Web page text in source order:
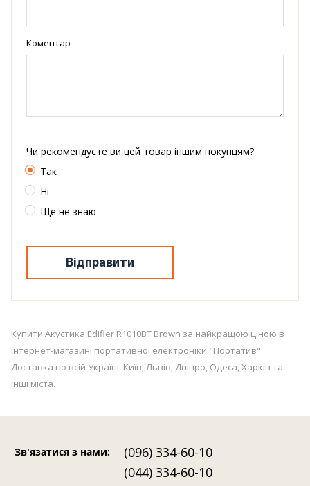
Коментар
Чи рекомендуєте ви цей товар іншим покупцям?
Так
Ні
Ще не знаю
Відправити
Купити Акустика Edifier R1010BT Brown за найкращою ціною в
інтернет-магазині портативної електроніки "Портатив".
Доставка по всій Україні: Київ, Львів, Дніпро, Одеса, Харків та
інші міста.
Зв'язатися з нами:
(096) 334-60-10
(044) 334-60-10